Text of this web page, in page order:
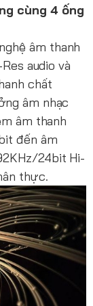
cùng 4 ống
âm thanh
audio và
chất
âm nhạc
âm thanh
đến âm
24bit Hi-
thực.